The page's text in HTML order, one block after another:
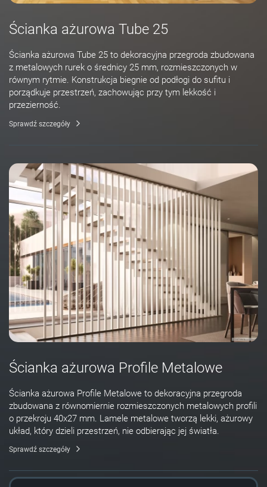
Ścianka ażurowa Tube 25
Ścianka ażurowa Tube 25 to dekoracyjna przegroda zbudowana
z metalowych rurek o średnicy 25 mm, rozmieszczonych w
równym rytmie. Konstrukcja biegnie od podłogi do sufitu i
porządkuje przestrzeń, zachowując przy tym lekkość i
przezierność.
Sprawdź szczegóły
Ścianka ażurowa Profile Metalowe
Ścianka ażurowa Profile Metalowe to dekoracyjna przegroda
zbudowana z równomiernie rozmieszczonych metalowych profili
o przekroju 40x27 mm. Lamele metalowe tworzą lekki, ażurowy
układ, który dzieli przestrzeń, nie odbierając jej światła.
Sprawdź szczegóły